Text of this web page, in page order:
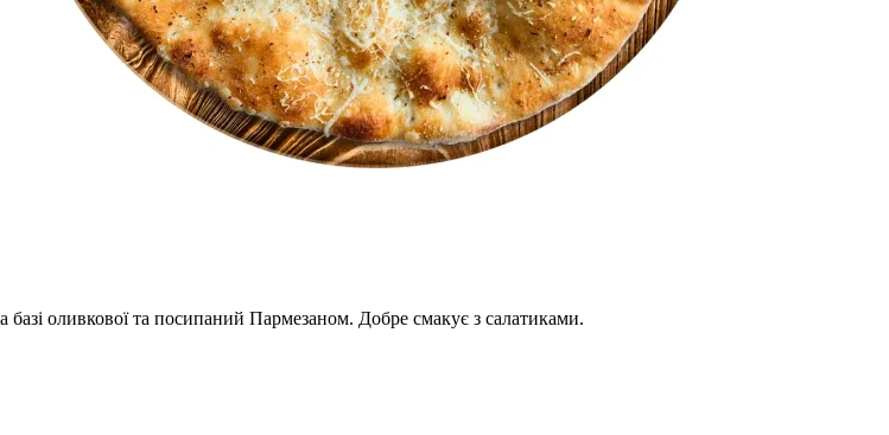
оливкової та посипаний Пармезаном. Добре смакує з салатиками.